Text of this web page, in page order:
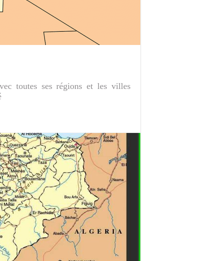
toutes ses régions et les villes